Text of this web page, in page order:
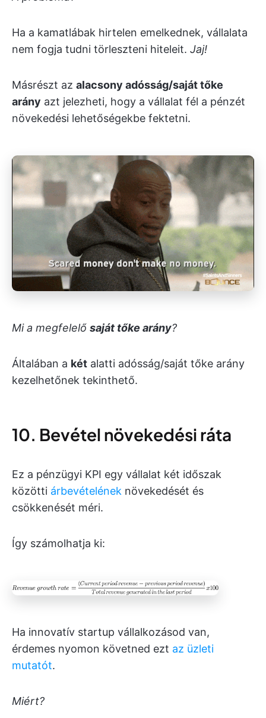
Ha a kamatlábak hirtelen emelkednek, vállalata
nem fogja tudni törleszteni hiteleit. Jaj!
Másrészt az alacsony adósság/saját tőke
arány azt jelezheti, hogy a vállalat fél a pénzét
növekedési lehetőségekbe fektetni.
Mi a megfelelő saját tőke arány?
Általában a két alatti adósság/saját tőke arány
kezelhetőnek tekinthető.
10. Bevétel növekedési ráta
Ez a pénzügyi KPI egy vállalat két időszak
közötti árbevételének növekedését és
csökkenését méri.
Így számolhatja ki:
Ha innovatív startup vállalkozásod van,
érdemes nyomon követned ezt az üzleti
mutatót.
Miért?